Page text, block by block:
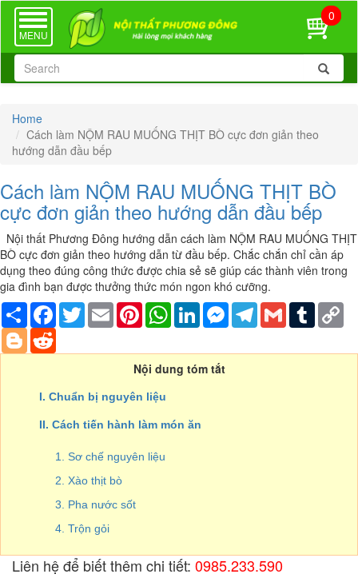
TOGGLE
NAVIGATION
MENU
0
Home
Cách làm NỘM RAU MUỐNG THỊT BÒ cực đơn giản theo
hướng dẫn đầu bếp
Cách làm NỘM RAU MUỐNG THỊT BÒ
cực đơn giản theo hướng dẫn đầu bếp
Nội thất Phương Đông hướng dẫn cách làm NỘM RAU MUỐNG THỊT
BÒ cực đơn giản theo hướng dẫn từ đầu bếp. Chắc chắn chỉ cần áp
dụng theo đúng công thức được chia sẻ sẽ giúp các thành viên trong
gia đình bạn được thưởng thức món ngon khó cưỡng.
Share Facebook
TwitterEmail PinterestWhatsAppLinkedInMessengerTelegram
Gmail Tumblr
Blogger
Nội dung tóm tắt
I. Chuẩn bị nguyên liệu
II. Cách tiến hành làm món ăn
1. Sơ chế nguyên liệu
2. Xào thịt bò
3. Pha nước sốt
4. Trộn gỏi
Liên hệ để biết thêm chi tiết: 0985.233.590